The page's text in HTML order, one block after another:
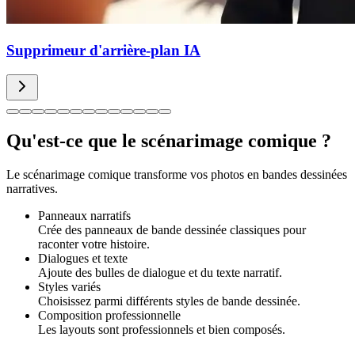
Supprimeur d'arrière-plan IA
Qu'est-ce que le scénarimage comique ?
Le scénarimage comique transforme vos photos en bandes dessinées
narratives.
Panneaux narratifs
Crée des panneaux de bande dessinée classiques pour
raconter votre histoire.
Dialogues et texte
Ajoute des bulles de dialogue et du texte narratif.
Styles variés
Choisissez parmi différents styles de bande dessinée.
Composition professionnelle
Les layouts sont professionnels et bien composés.